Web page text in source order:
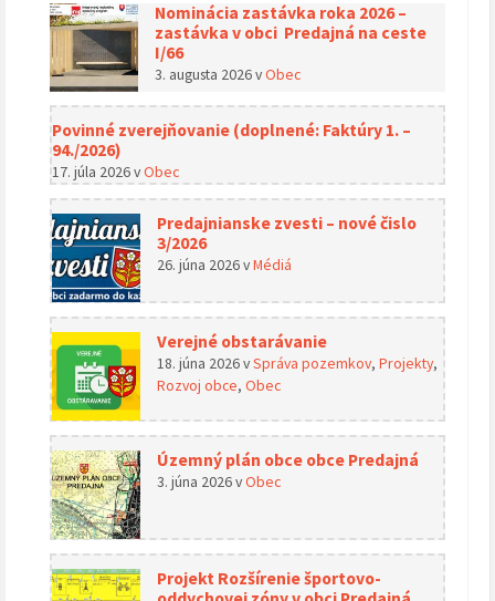
Nominácia zastávka roka 2026 –
zastávka v obci Predajná na ceste
I/66
3. augusta 2026vObec
Povinné zverejňovanie (doplnené: Faktúry 1. –
94./2026)
17. júla 2026vObec
Predajnianske zvesti – nové čislo
3/2026
26. júna 2026vMédiá
Verejné obstarávanie
18. júna 2026vSpráva pozemkov, Projekty,
Rozvoj obce, Obec
Územný plán obce obce Predajná
3. júna 2026vObec
Projekt Rozšírenie športovo-